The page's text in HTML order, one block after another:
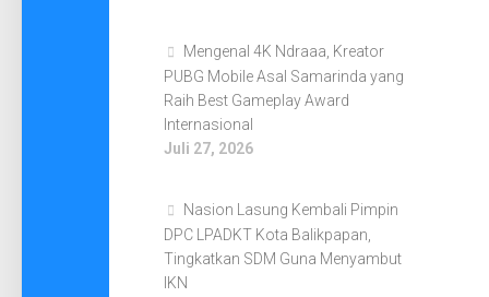
Mengenal 4K Ndraaa, Kreator
PUBG Mobile Asal Samarinda yang
Raih Best Gameplay Award
Internasional
Juli 27, 2026
Nasion Lasung Kembali Pimpin
DPC LPADKT Kota Balikpapan,
Tingkatkan SDM Guna Menyambut
IKN